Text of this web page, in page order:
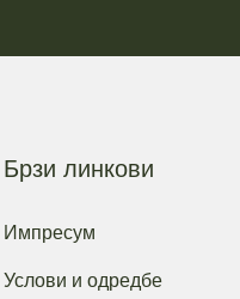
Брзи линкови
Импресум
Услови и одредбе